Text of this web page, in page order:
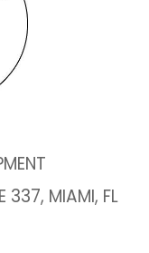
337, MIAMI, FL